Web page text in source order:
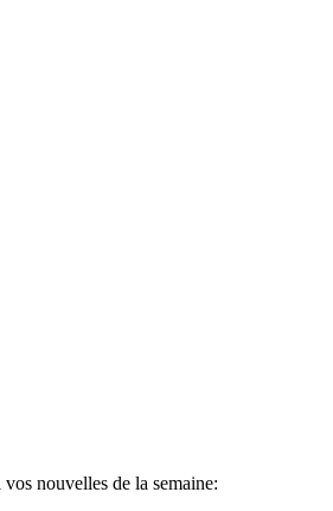
nouvelles de la semaine: